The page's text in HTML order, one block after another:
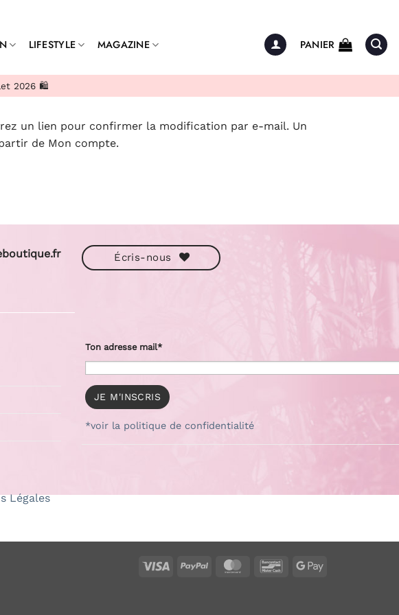
LIFESTYLE MAGAZINE PANIER
2026 🛍️
un lien pour confirmer la modification par e-mail. Un
de Mon compte.
Écris-nous
Ton adresse mail*
*voir la politique de confidentialité
Légales
Visa PayPal MasterCardBancontactGoogle